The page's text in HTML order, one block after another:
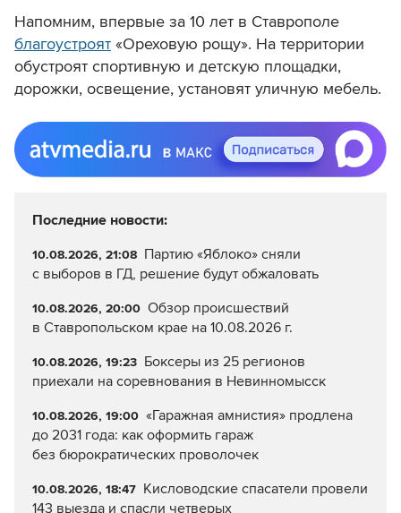
Напомним, впервые за 10 лет в Ставрополе
благоустроят «Ореховую рощу». На территории
обустроят спортивную и детскую площадки,
дорожки, освещение, установят уличную мебель.
Последние новости:
10.08.2026, 21:08 Партию «Яблоко» сняли
с выборов в ГД, решение будут обжаловать
10.08.2026, 20:00 Обзор происшествий
в Ставропольском крае на 10.08.2026 г.
10.08.2026, 19:23 Боксеры из 25 регионов
приехали на соревнования в Невинномысск
10.08.2026, 19:00 «Гаражная амнистия» продлена
до 2031 года: как оформить гараж
без бюрократических проволочек
10.08.2026, 18:47 Кисловодские спасатели провели
143 выезда и спасли четверых